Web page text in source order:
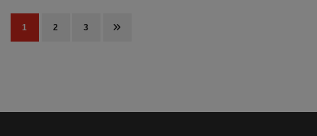
de
entradas
Page
1 Page
2 Page
3